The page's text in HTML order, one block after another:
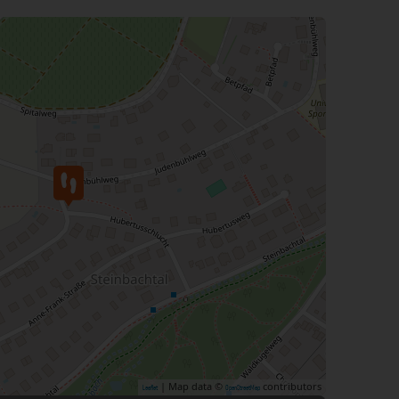
Leaflet | Map data © OpenStreetMap contributors